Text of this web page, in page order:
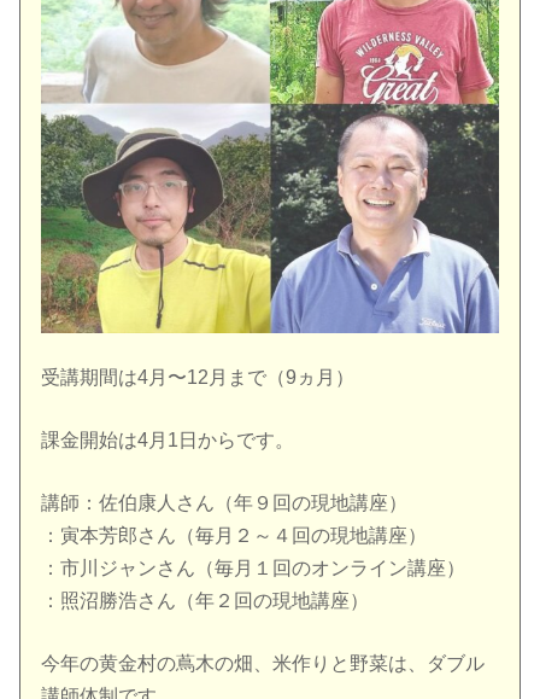
受講期間は4月〜12月まで（9ヵ月）
課金開始は4月1日からです。
講師：佐伯康人さん（年９回の現地講座）
：寅本芳郎さん（毎月２～４回の現地講座）
：市川ジャンさん（毎月１回のオンライン講座）
：照沼勝浩さん（年２回の現地講座）
今年の黄金村の蔦木の畑、米作りと野菜は、ダブル